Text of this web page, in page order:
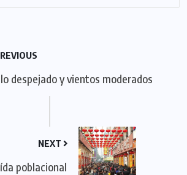
despejado y vientos moderados
NEXT
poblacional